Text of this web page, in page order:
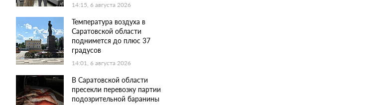
14:15, 6 августа 2026
Температура воздуха в
Саратовской области
поднимется до плюс 37
градусов
14:01, 6 августа 2026
В Саратовской области
пресекли перевозку партии
подозрительной баранины